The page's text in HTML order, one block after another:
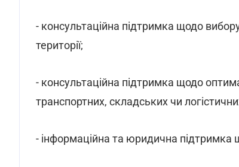
- консультаційна підтримка щодо
території;
- консультаційна підтримка щодо
транспортних, складських чи
- інформаційна та юридична підтримка